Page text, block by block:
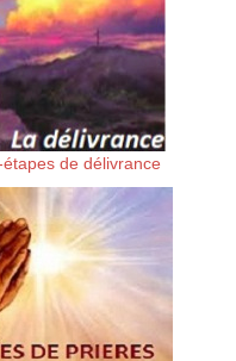
de délivrance